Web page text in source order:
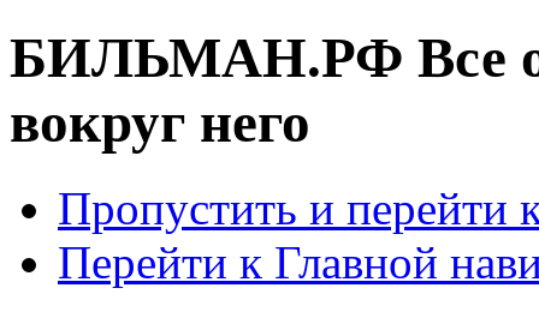
БИЛЬМАН.РФ Все
вокруг него
Пропустить и перейти
Перейти к Главной